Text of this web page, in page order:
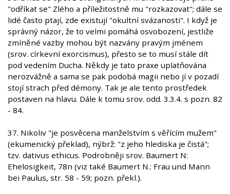
"odříkat se" Zlého a příležitostně mu "rozkazovat"; dále se
lidé často ptají, zde existují "okultní svázanosti". I když je
správný názor, že to velmi pomáhá osvobození, jestliže
zmíněné vazby mohou být nazvány pravým jménem
(srov. církevní exorcismus), přesto se to musí stále dít
pod vedením Ducha. Někdy je tato praxe uplatňována
nerozvážně a sama se pak podobá magii nebo jí v pozadí
stojí strach před démony. Tak je ale tento prostředek
postaven na hlavu. Dále k tomu srov. odd. 3.3.4. s pozn. 82
- 84.
37. Nikoliv "je posvěcena manželstvím s věřícím mužem"
(ekumenický překlad), nýbrž: "z jeho hlediska je čistá";
tzv. dativus ethicus. Podrobněji srov. Baumert N:
Ehelosigkeit, 78n (viz také Baumert N.: Frau und Mann
bei Paulus, str. 58 - 59; pozn. překl.).